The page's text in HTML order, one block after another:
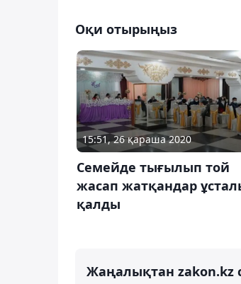
Оқи отырыңыз
15:51, 26 қараша 2020
Семейде тығылып той
жасап жатқандар
қалды
Жаңалықтан zakon.kz